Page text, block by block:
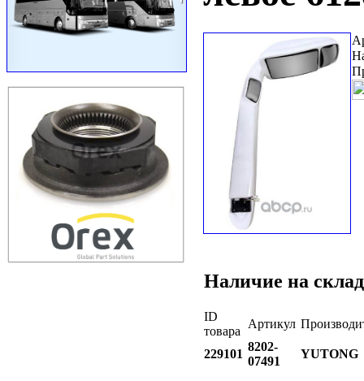
Наличие на
ID
товара
Артикул
229101
8202-
07491
YUTONG